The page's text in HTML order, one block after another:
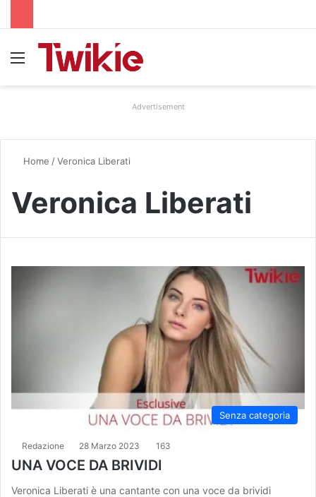
Advertisement
Home /Veronica Liberati
Veronica Liberati
Senza categoria
Redazione 28 Marzo 2023 163
UNA VOCE DA BRIVIDI
Veronica Liberati è una cantante con una voce da brividi